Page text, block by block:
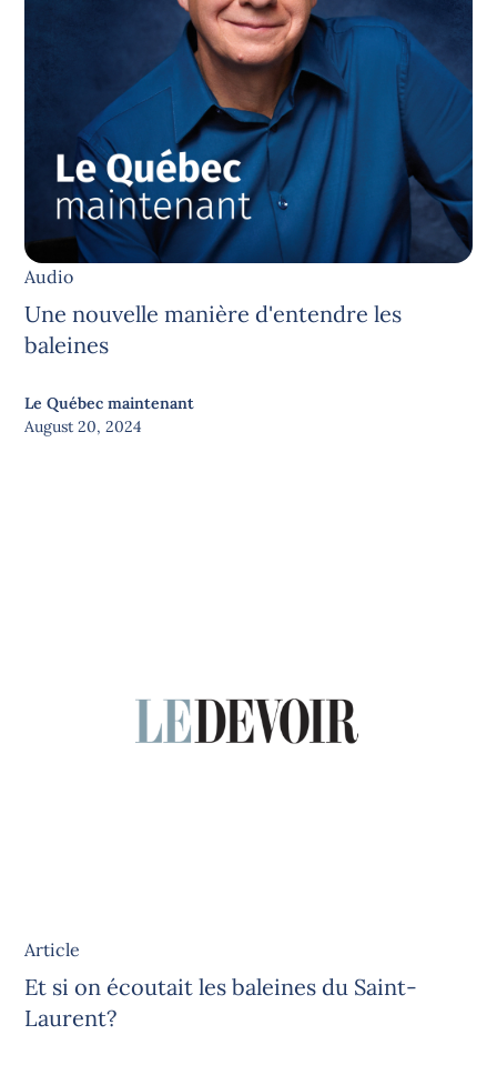
Audio
Une nouvelle manière d'entendre les
baleines
Le Québec maintenant
August 20, 2024
Article
Et si on écoutait les baleines du Saint-
Laurent?